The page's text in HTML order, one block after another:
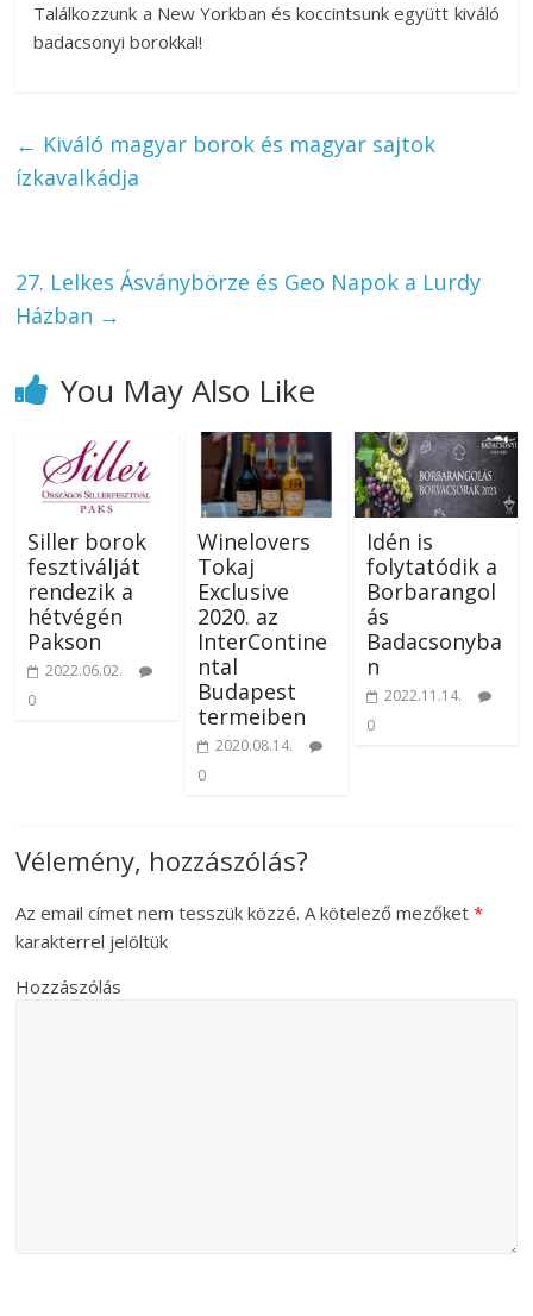
Találkozzunk a New Yorkban és koccintsunk együtt kiváló
badacsonyi borokkal!
← Kiváló magyar borok és magyar sajtok
ízkavalkádja
27. Lelkes Ásványbörze és Geo Napok a Lurdy
Házban →
You May Also Like
Siller borok
fesztiválját
rendezik a
hétvégén
Pakson
2022.06.02.
0
Winelovers
Tokaj
Exclusive
2020. az
InterContine
ntal
Budapest
termeiben
2020.08.14.
0
Idén is
folytatódik a
Borbarangol
ás
Badacsonyba
n
2022.11.14.
0
Vélemény, hozzászólás?
Az email címet nem tesszük közzé. A kötelező mezőket*
karakterrel jelöltük
Hozzászólás